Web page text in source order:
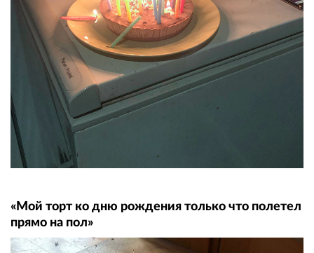
«Мой торт ко дню рождения только что полетел
прямо на пол»